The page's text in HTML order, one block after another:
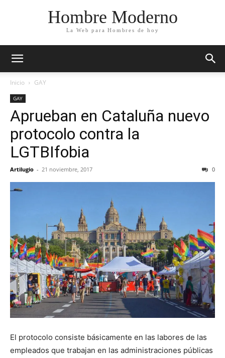
Hombre Moderno
La Web para Hombres de hoy
Inicio GAY
GAY
Aprueban en Cataluña nuevo
protocolo contra la
LGTBIfobia
Artilugio - 21 noviembre, 2017 0
El protocolo consiste básicamente en las labores de las
empleados que trabajan en las administraciones públicas